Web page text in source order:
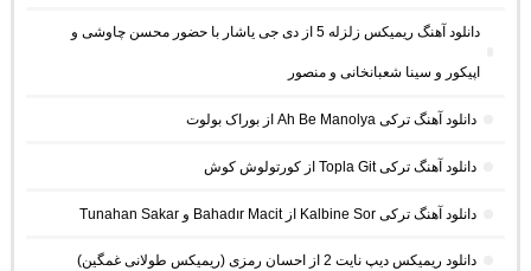
دانلود آهنگ ریمیکس زلزله 5 از دی جی یاشار با حضور محسن چاوشی و
اپیکور و سینا شعبانخانی و منصور
دانلود آهنگ ترکی Ah Be Manolya از بوراک بولوت
دانلود آهنگ ترکی Topla Git از کورتولوش کوش
دانلود آهنگ ترکی Kalbine Sor از Bahadır Macit و Tunahan Sakar
دانلود ریمیکس دیپ نایت 2 از احسان رمزی (ریمیکس طولانی غمگین)